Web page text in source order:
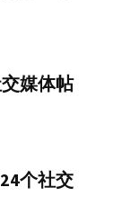
媒体帖
个社交